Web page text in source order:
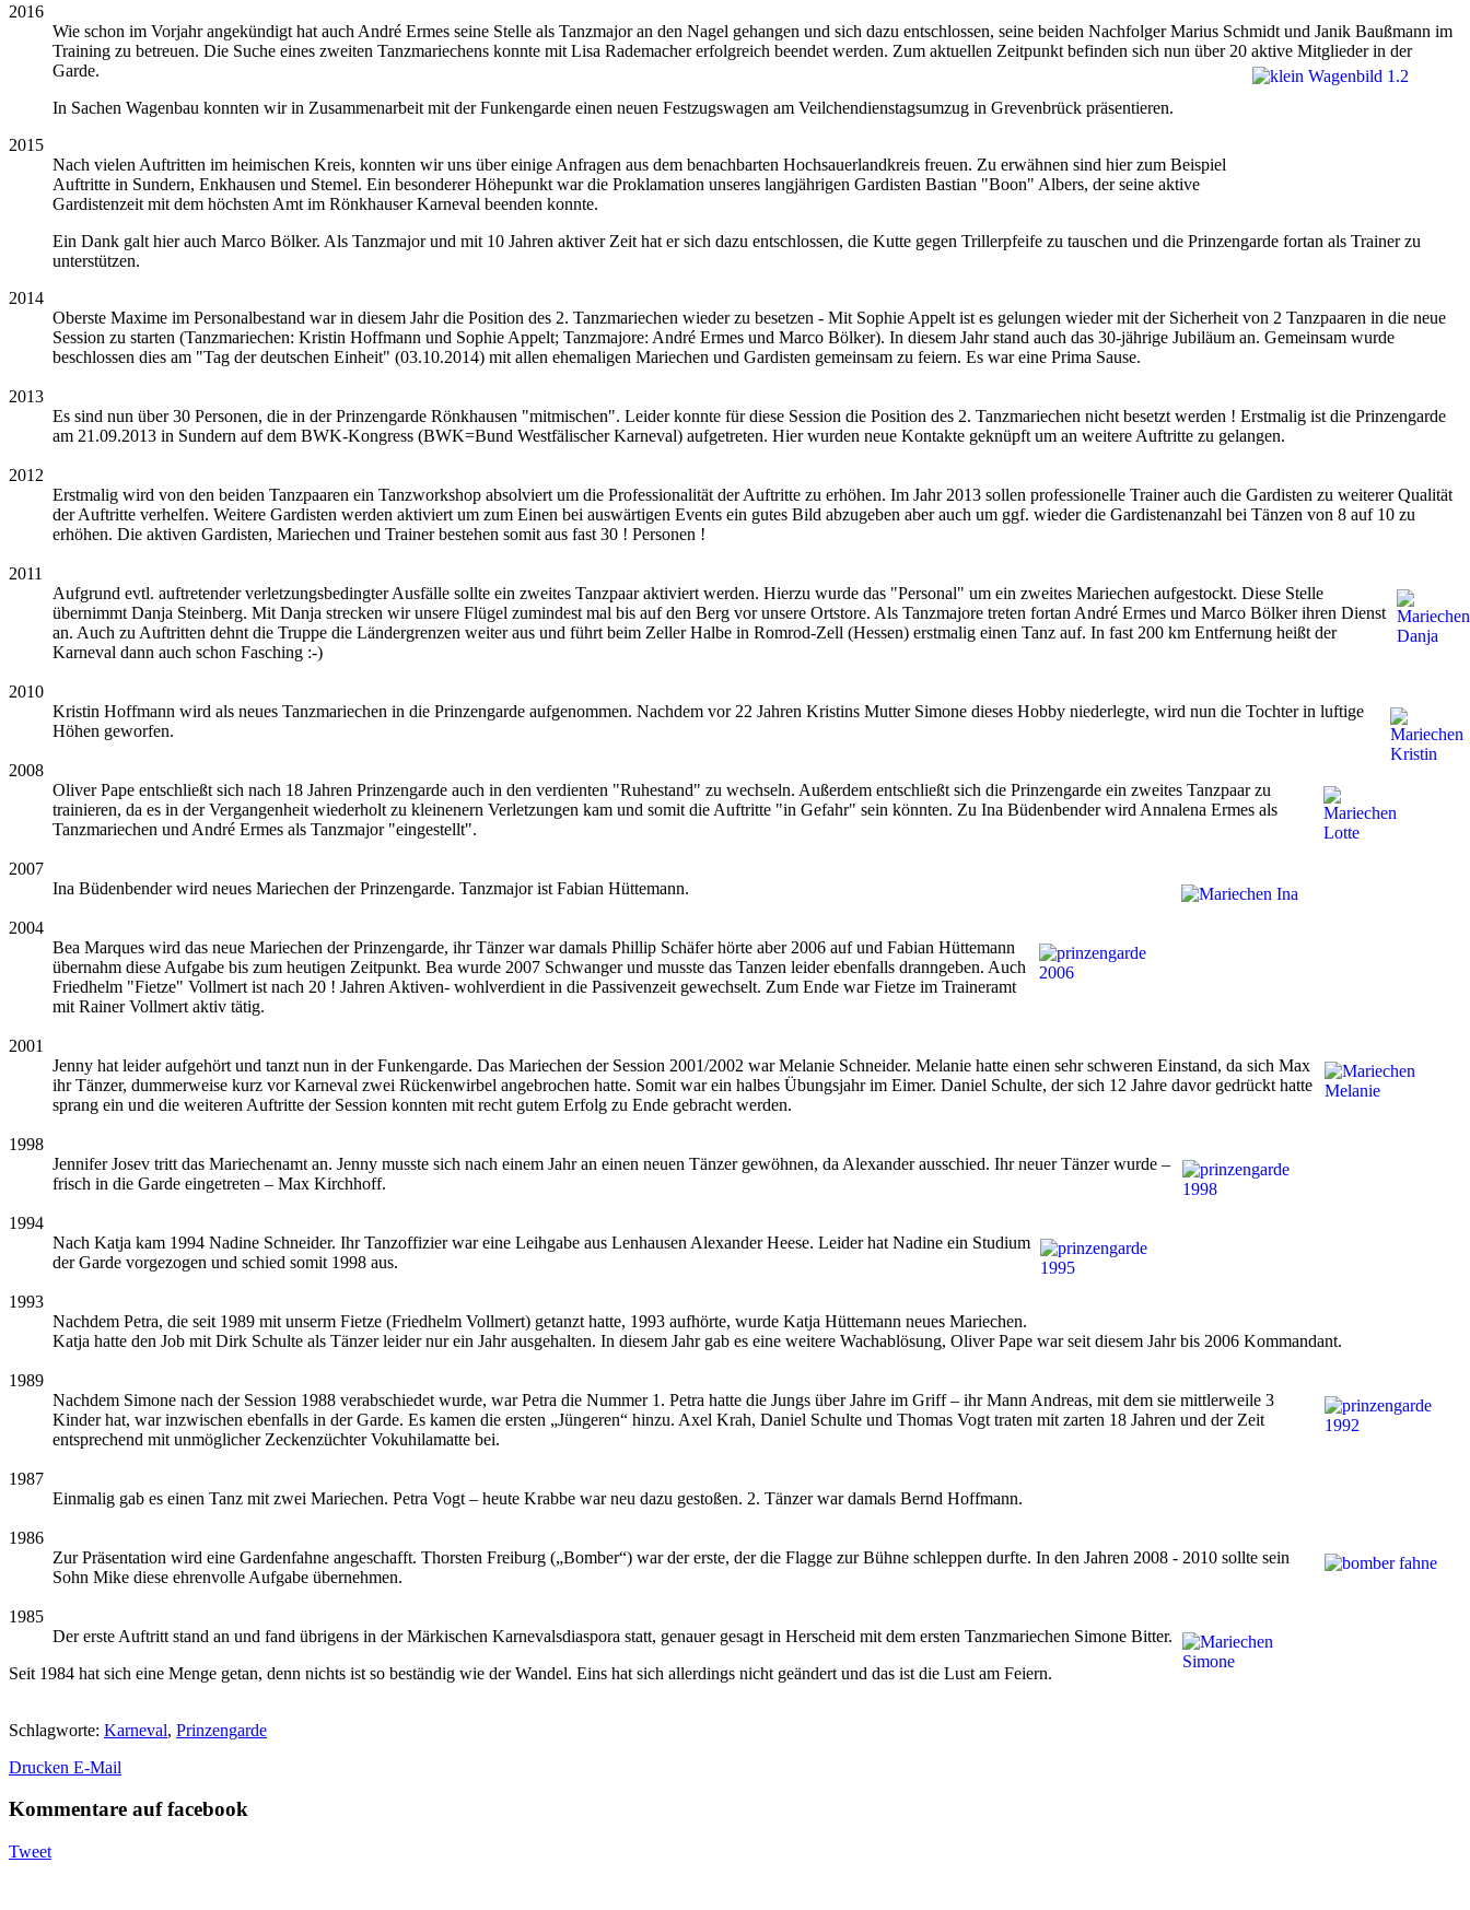
2016
Wie schon im Vorjahr angekündigt hat auch André Ermes seine Stelle als Tanzmajor an den Nagel gehangen und sich dazu entschlossen, seine beiden Nachfolger Marius Schmidt und Janik Baußmann im
Training zu betreuen. Die Suche eines zweiten Tanzmariechens konnte mit Lisa Rademacher erfolgreich beendet werden. Zum aktuellen Zeitpunkt befinden sich nun über 20 aktive Mitglieder in der
Garde.
In Sachen Wagenbau konnten wir in Zusammenarbeit mit der Funkengarde einen neuen Festzugswagen am Veilchendienstagsumzug in Grevenbrück präsentieren.
2015
Nach vielen Auftritten im heimischen Kreis, konnten wir uns über einige Anfragen aus dem benachbarten Hochsauerlandkreis freuen. Zu erwähnen sind hier zum Beispiel
Auftritte in Sundern, Enkhausen und Stemel. Ein besonderer Höhepunkt war die Proklamation unseres langjährigen Gardisten Bastian "Boon" Albers, der seine aktive
Gardistenzeit mit dem höchsten Amt im Rönkhauser Karneval beenden konnte.
Ein Dank galt hier auch Marco Bölker. Als Tanzmajor und mit 10 Jahren aktiver Zeit hat er sich dazu entschlossen, die Kutte gegen Trillerpfeife zu tauschen und die Prinzengarde fortan als Trainer zu
unterstützen.
2014
Oberste Maxime im Personalbestand war in diesem Jahr die Position des 2. Tanzmariechen wieder zu besetzen - Mit Sophie Appelt ist es gelungen wieder mit der Sicherheit von 2 Tanzpaaren in die neue
Session zu starten (Tanzmariechen: Kristin Hoffmann und Sophie Appelt; Tanzmajore: André Ermes und Marco Bölker). In diesem Jahr stand auch das 30-jährige Jubiläum an. Gemeinsam wurde
beschlossen dies am "Tag der deutschen Einheit" (03.10.2014) mit allen ehemaligen Mariechen und Gardisten gemeinsam zu feiern. Es war eine Prima Sause.
2013
Es sind nun über 30 Personen, die in der Prinzengarde Rönkhausen "mitmischen". Leider konnte für diese Session die Position des 2. Tanzmariechen nicht besetzt werden ! Erstmalig ist die Prinzengarde
am 21.09.2013 in Sundern auf dem BWK-Kongress (BWK=Bund Westfälischer Karneval) aufgetreten. Hier wurden neue Kontakte geknüpft um an weitere Auftritte zu gelangen.
2012
Erstmalig wird von den beiden Tanzpaaren ein Tanzworkshop absolviert um die Professionalität der Auftritte zu erhöhen. Im Jahr 2013 sollen professionelle Trainer auch die Gardisten zu weiterer Qualität
der Auftritte verhelfen. Weitere Gardisten werden aktiviert um zum Einen bei auswärtigen Events ein gutes Bild abzugeben aber auch um ggf. wieder die Gardistenanzahl bei Tänzen von 8 auf 10 zu
erhöhen. Die aktiven Gardisten, Mariechen und Trainer bestehen somit aus fast 30 ! Personen !
2011
Aufgrund evtl. auftretender verletzungsbedingter Ausfälle sollte ein zweites Tanzpaar aktiviert werden. Hierzu wurde das "Personal" um ein zweites Mariechen aufgestockt. Diese Stelle
übernimmt Danja Steinberg. Mit Danja strecken wir unsere Flügel zumindest mal bis auf den Berg vor unsere Ortstore. Als Tanzmajore treten fortan André Ermes und Marco Bölker ihren Dienst
an. Auch zu Auftritten dehnt die Truppe die Ländergrenzen weiter aus und führt beim Zeller Halbe in Romrod-Zell (Hessen) erstmalig einen Tanz auf. In fast 200 km Entfernung heißt der
Karneval dann auch schon Fasching :-)
2010
Kristin Hoffmann wird als neues Tanzmariechen in die Prinzengarde aufgenommen. Nachdem vor 22 Jahren Kristins Mutter Simone dieses Hobby niederlegte, wird nun die Tochter in luftige
Höhen geworfen.
2008
Oliver Pape entschließt sich nach 18 Jahren Prinzengarde auch in den verdienten "Ruhestand" zu wechseln. Außerdem entschließt sich die Prinzengarde ein zweites Tanzpaar zu
trainieren, da es in der Vergangenheit wiederholt zu kleinenern Verletzungen kam und somit die Auftritte "in Gefahr" sein könnten. Zu Ina Büdenbender wird Annalena Ermes als
Tanzmariechen und André Ermes als Tanzmajor "eingestellt".
2007
Ina Büdenbender wird neues Mariechen der Prinzengarde. Tanzmajor ist Fabian Hüttemann.
2004
Bea Marques wird das neue Mariechen der Prinzengarde, ihr Tänzer war damals Phillip Schäfer hörte aber 2006 auf und Fabian Hüttemann
übernahm diese Aufgabe bis zum heutigen Zeitpunkt. Bea wurde 2007 Schwanger und musste das Tanzen leider ebenfalls dranngeben. Auch
Friedhelm "Fietze" Vollmert ist nach 20 ! Jahren Aktiven- wohlverdient in die Passivenzeit gewechselt. Zum Ende war Fietze im Traineramt
mit Rainer Vollmert aktiv tätig.
2001
Jenny hat leider aufgehört und tanzt nun in der Funkengarde. Das Mariechen der Session 2001/2002 war Melanie Schneider. Melanie hatte einen sehr schweren Einstand, da sich Max
ihr Tänzer, dummerweise kurz vor Karneval zwei Rückenwirbel angebrochen hatte. Somit war ein halbes Übungsjahr im Eimer. Daniel Schulte, der sich 12 Jahre davor gedrückt hatte
sprang ein und die weiteren Auftritte der Session konnten mit recht gutem Erfolg zu Ende gebracht werden.
1998
Jennifer Josev tritt das Mariechenamt an. Jenny musste sich nach einem Jahr an einen neuen Tänzer gewöhnen, da Alexander ausschied. Ihr neuer Tänzer wurde –
frisch in die Garde eingetreten – Max Kirchhoff.
1994
Nach Katja kam 1994 Nadine Schneider. Ihr Tanzoffizier war eine Leihgabe aus Lenhausen Alexander Heese. Leider hat Nadine ein Studium
der Garde vorgezogen und schied somit 1998 aus.
1993
Nachdem Petra, die seit 1989 mit unserm Fietze (Friedhelm Vollmert) getanzt hatte, 1993 aufhörte, wurde Katja Hüttemann neues Mariechen.
Katja hatte den Job mit Dirk Schulte als Tänzer leider nur ein Jahr ausgehalten. In diesem Jahr gab es eine weitere Wachablösung, Oliver Pape war seit diesem Jahr bis 2006 Kommandant.
1989
Nachdem Simone nach der Session 1988 verabschiedet wurde, war Petra die Nummer 1. Petra hatte die Jungs über Jahre im Griff – ihr Mann Andreas, mit dem sie mittlerweile 3
Kinder hat, war inzwischen ebenfalls in der Garde. Es kamen die ersten „Jüngeren“ hinzu. Axel Krah, Daniel Schulte und Thomas Vogt traten mit zarten 18 Jahren und der Zeit
entsprechend mit unmöglicher Zeckenzüchter Vokuhilamatte bei.
1987
Einmalig gab es einen Tanz mit zwei Mariechen. Petra Vogt – heute Krabbe war neu dazu gestoßen. 2. Tänzer war damals Bernd Hoffmann.
1986
Zur Präsentation wird eine Gardenfahne angeschafft. Thorsten Freiburg („Bomber“) war der erste, der die Flagge zur Bühne schleppen durfte. In den Jahren 2008 - 2010 sollte sein
Sohn Mike diese ehrenvolle Aufgabe übernehmen.
1985
Der erste Auftritt stand an und fand übrigens in der Märkischen Karnevalsdiaspora statt, genauer gesagt in Herscheid mit dem ersten Tanzmariechen Simone Bitter.
Seit 1984 hat sich eine Menge getan, denn nichts ist so beständig wie der Wandel. Eins hat sich allerdings nicht geändert und das ist die Lust am Feiern.
Schlagworte: Karneval, Prinzengarde
Drucken E-Mail
Kommentare auf facebook
Tweet